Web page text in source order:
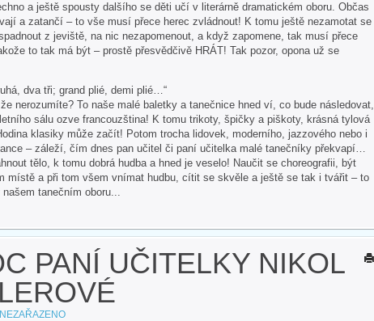
a ještě spousty dalšího se děti učí v literárně dramatickém oboru. Občas
a zatančí – to vše musí přece herec zvládnout! K tomu ještě nezamotat se
z jeviště, na nic nezapomenout, a když zapomene, tak musí přece
to tak má být – prostě přesvědčivě HRÁT! Tak pozor, opona už se
dva tři; grand plié, demi plié…“
nerozumíte? To naše malé baletky a tanečnice hned ví, co bude následovat,
sálu ozve francouzština! K tomu trikoty, špičky a piškoty, krásná tylová
klasiky může začít! Potom trocha lidovek, moderního, jazzového nebo i
– záleží, čím dnes pan učitel či paní učitelka malé tanečníky překvapí…
tělo, k tomu dobrá hudba a hned je veselo! Naučit se choreografii, být
místě a při tom všem vnímat hudbu, cítit se skvěle a ještě se tak i tvářit – to
tanečním oboru...
PANÍ UČITELKY NIKOL
NEZAŘAZENO